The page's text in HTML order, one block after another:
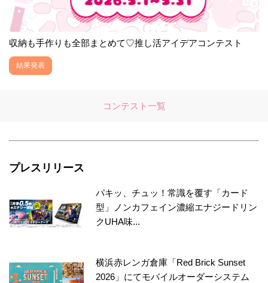
収納も手作りも全部まとめて♡推し活アイデアコンテスト
結果発表
コンテスト一覧
プレスリリース
パキッ、チュッ！常識を覆す「カード
型」ノンカフェイン濃縮エナジードリン
クUHA味...
横浜赤レンガ倉庫「Red Brick Sunset
2026」にてモバイルオーダーシステム